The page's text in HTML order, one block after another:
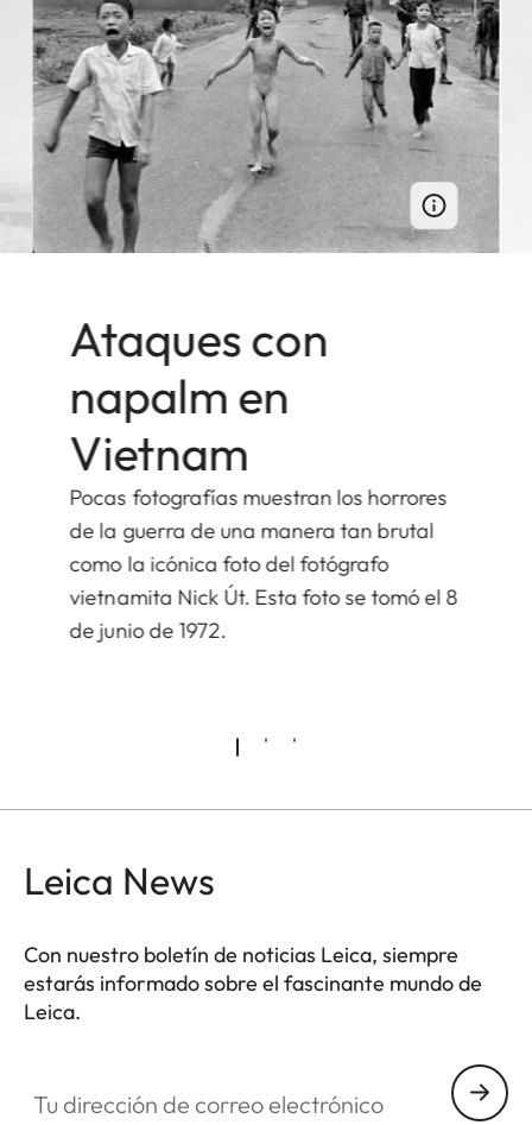
Ataques con
napalm en
Vietnam
Pocas fotografías muestran los horrores
de la guerra de una manera tan brutal
como la icónica foto del fotógrafo
vietnamita Nick Út. Esta foto se tomó el 8
de junio de 1972.
Leica News
Con nuestro boletín de noticias Leica, siempre
estarás informado sobre el fascinante mundo de
Leica.